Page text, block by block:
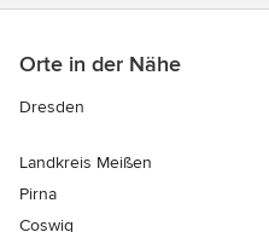
Orte in der Nähe
Dresden
Landkreis Meißen
Pirna
Coswig